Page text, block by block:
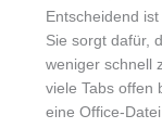
Entscheidend
Sie sorgt dafür,
weniger schnell
viele Tabs offen
eine Office-Datei